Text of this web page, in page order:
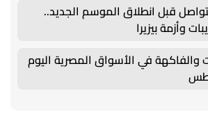
قبل انطلاق الموسم الجديد..
وأزمة بيزيرا
والفاكهة في الأسواق المصرية اليوم